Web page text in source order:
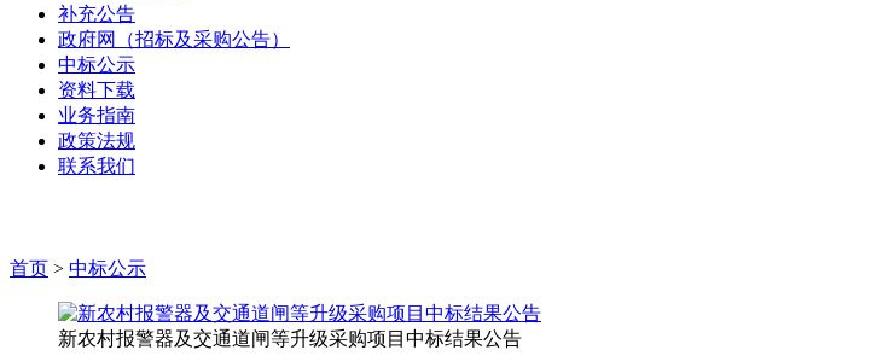
补充公告
政府网（招标及采购公告）
中标公示
资料下载
业务指南
政策法规
联系我们
首页 > 中标公示
新农村报警器及交通道闸等升级采购项目中标结果公告